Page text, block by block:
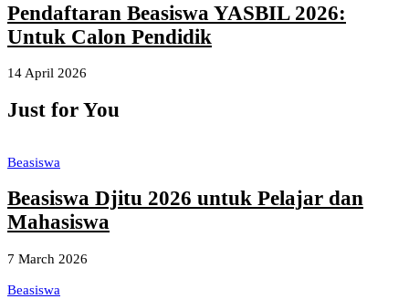
Pendaftaran Beasiswa YASBIL 2026:
Untuk Calon Pendidik
14 April 2026
Just for You
Beasiswa
Beasiswa Djitu 2026 untuk Pelajar dan
Mahasiswa
7 March 2026
Beasiswa